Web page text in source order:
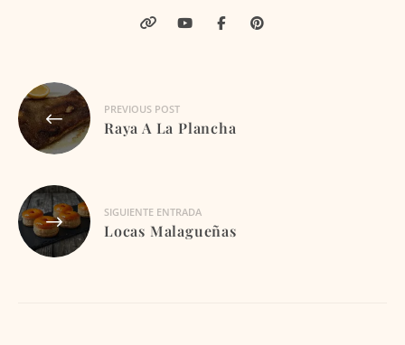
Navegación
de
entradas
PREVIOUS POST
Raya A La Plancha
SIGUIENTE ENTRADA
Locas Malagueñas